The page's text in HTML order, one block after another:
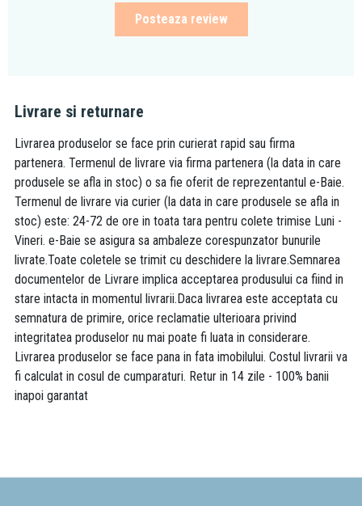
Posteaza review
Livrare si returnare
Livrarea produselor se face prin curierat rapid sau firma
partenera. Termenul de livrare via firma partenera (la data in care
produsele se afla in stoc) o sa fie oferit de reprezentantul e-Baie.
Termenul de livrare via curier (la data in care produsele se afla in
stoc) este: 24-72 de ore in toata tara pentru colete trimise Luni -
Vineri. e-Baie se asigura sa ambaleze corespunzator bunurile
livrate.Toate coletele se trimit cu deschidere la livrare.Semnarea
documentelor de Livrare implica acceptarea produsului ca fiind in
stare intacta in momentul livrarii.Daca livrarea este acceptata cu
semnatura de primire, orice reclamatie ulterioara privind
integritatea produselor nu mai poate fi luata in considerare.
Livrarea produselor se face pana in fata imobilului. Costul livrarii va
fi calculat in cosul de cumparaturi. Retur in 14 zile - 100% banii
inapoi garantat